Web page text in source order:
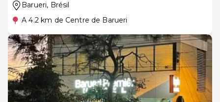
Barueri, Brésil
A 4.2 km de Centre de Barueri